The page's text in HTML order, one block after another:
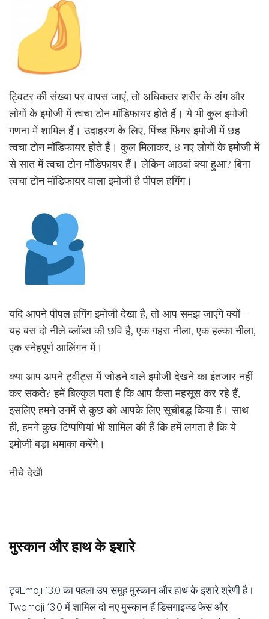
ट्विटर की संख्या पर वापस जाएं, तो अधिकतर शरीर के अंग और
लोगों के इमोजी में त्वचा टोन मॉडिफायर होते हैं। ये भी कुल इमोजी
गणना में शामिल हैं। उदाहरण के लिए, पिंच्ड फिंगर इमोजी में छह
त्वचा टोन मॉडिफायर होते हैं। कुल मिलाकर, 8 नए लोगों के इमोजी में
से सात में त्वचा टोन मॉडिफायर हैं। लेकिन आठवां क्या हुआ? बिना
त्वचा टोन मॉडिफायर वाला इमोजी है पीपल हगिंग।
यदि आपने पीपल हगिंग इमोजी देखा है, तो आप समझ जाएंगे क्यों—
यह बस दो नीले ब्लॉब्स की छवि है, एक गहरा नीला, एक हल्का नीला,
एक स्नेहपूर्ण आलिंगन में।
क्या आप अपने ट्वीट्स में जोड़ने वाले इमोजी देखने का इंतजार नहीं
कर सकते? हमें बिल्कुल पता है कि आप कैसा महसूस कर रहे हैं,
इसलिए हमने उनमें से कुछ को आपके लिए सूचीबद्ध किया है। साथ
ही, हमने कुछ टिप्पणियां भी शामिल की हैं कि हमें लगता है कि ये
इमोजी बड़ा धमाका करेंगे।
नीचे देखें!
मुस्कान और हाथ के इशारे
ट्वEmoji 13.0 का पहला उप-समूह मुस्कान और हाथ के इशारे श्रेणी है।
Twemoji 13.0 में शामिल दो नए मुस्कान हैं डिसगाइज्ड फेस और